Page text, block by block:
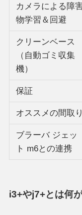
カメラによる障
物学習＆回避
クリーンベース
（自動ゴミ収集
機）
保証
オススメの間取り
ブラーバ ジェッ
ト m6との連携
i3+やj7+とは何